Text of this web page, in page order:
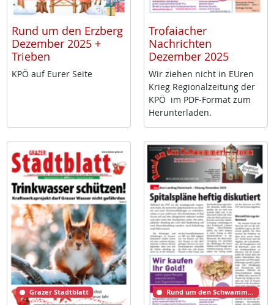
Rund um den Erzberg
Dezember 2025 +
Trieben
KPÖ auf Eu­rer Sei­te
Trofaiacher
Nachrichten
Dezember 2025
Wir zie­hen nicht in EU­ren
Krieg Re­gio­nal­zei­tung der
KPÖ im PDF-For­mat zum
Her­un­ter­la­den.
Grazer Stadtblatt Rund um den Schwammerlturm